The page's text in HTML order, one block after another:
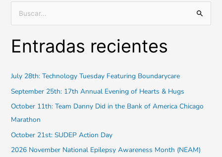
u
s
c
:
Entradas recientes
July 28th: Technology Tuesday Featuring Boundarycare
September 25th: 17th Annual Evening of Hearts & Hugs
October 11th: Team Danny Did in the Bank of America Chicago
Marathon
October 21st: SUDEP Action Day
2026 November National Epilepsy Awareness Month (NEAM)